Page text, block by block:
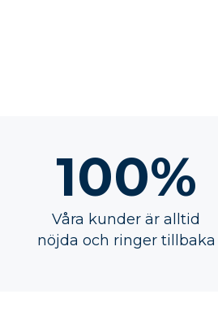
100%
Våra kunder är alltid
nöjda och ringer tillbaka